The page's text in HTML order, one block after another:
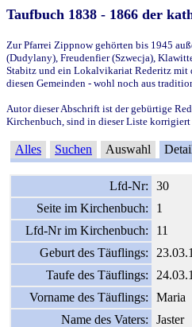
Taufbuch 1838 - 1866 der
Zur Pfarrei Zippnow gehörten bis 1945
(Dudylany), Freudenfier (Szwecja),
Stabitz und ein Lokalvikariat Rederitz mit
diesen Gemeinden - wohl noch aus
Autor dieser Abschrift ist der gebürtige
Kirchenbuch, sind in dieser Liste korrigiert
Alles Suchen Auswahl
Lfd-Nr:
30
Seite im Kirchenbuch:
1
Lfd-Nr im Kirchenbuch:
11
Geburt des Täuflings:
Taufe des Täuflings:
Vorname des Täuflings:
Maria
Name des Vaters:
Jaster